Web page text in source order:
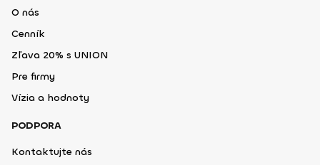
O nás
Cenník
Zľava 20% s UNION
Pre firmy
Vízia a hodnoty
PODPORA
Kontaktujte nás